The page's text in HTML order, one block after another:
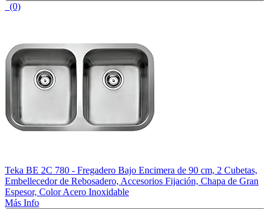
(0)
Teka BE 2C 780 - Fregadero Bajo Encimera de 90 cm, 2 Cubetas,
Embellecedor de Rebosadero, Accesorios Fijación, Chapa de Gran
Espesor, Color Acero Inoxidable
Más Info